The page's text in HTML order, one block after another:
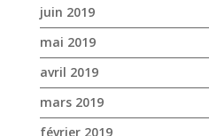
janvier 2019
décembre 2018
novembre 2018
octobre 2018